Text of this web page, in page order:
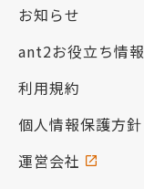
お知らせ
ant2お役立ち情報
利用規約
個人情報保護方針
運営会社